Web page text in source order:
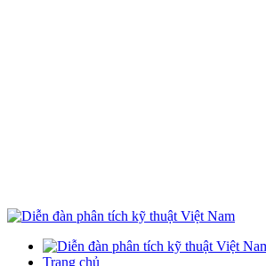
Trang chủ